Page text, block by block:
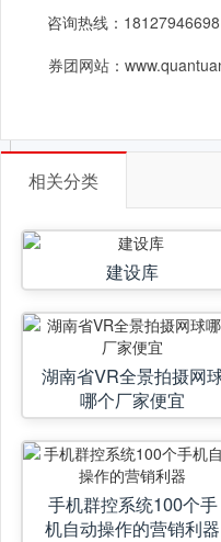
咨询热线：
券团网站：
相关分类
建设库
湖南省VR全景拍摄网
哪个厂家便宜
手机群控系统100个手
机自动操作的营销利器